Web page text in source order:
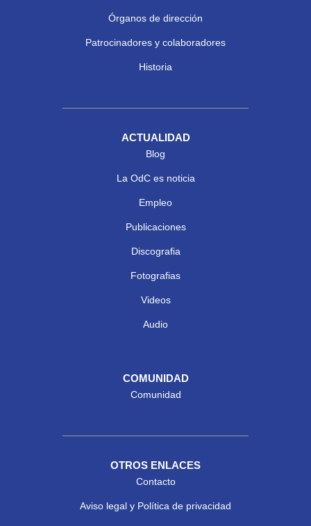
Órganos de dirección
Patrocinadores y colaboradores
Historia
ACTUALIDAD
Blog
La OdC es noticia
Empleo
Publicaciones
Discografia
Fotografias
Videos
Audio
COMUNIDAD
Comunidad
OTROS ENLACES
Contacto
Aviso legal y Política de privacidad